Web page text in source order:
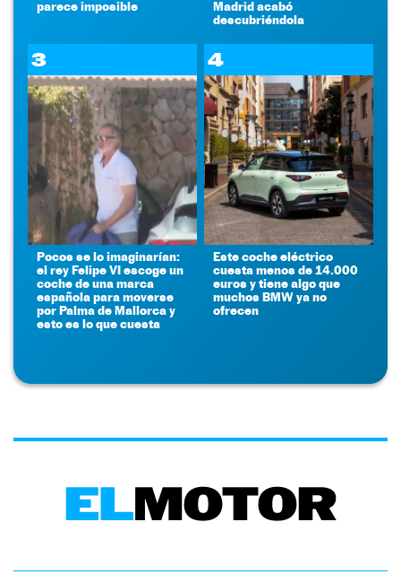
parece imposible
Madrid acabó
descubriéndola
3
Pocos se lo imaginarían:
el rey Felipe VI escoge un
coche de una marca
española para moverse
por Palma de Mallorca y
esto es lo que cuesta
4
Este coche eléctrico
cuesta menos de 14.000
euros y tiene algo que
muchos BMW ya no
ofrecen